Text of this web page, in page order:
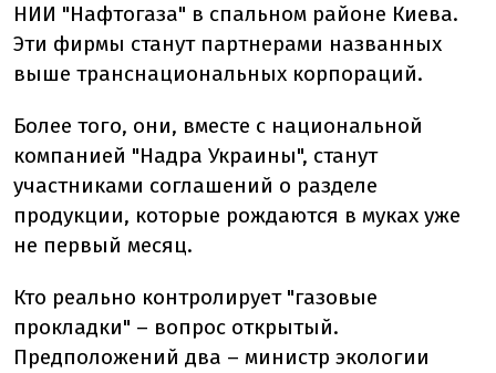
НИИ "Нафтогаза" в спальном районе Киева.
Эти фирмы станут партнерами названных
выше транснациональных корпораций.
Более того, они, вместе с национальной
компанией "Надра Украины", станут
участниками соглашений о разделе
продукции, которые рождаются в муках уже
не первый месяц.
Кто реально контролирует "газовые
прокладки" – вопрос открытый.
Предположений два – министр экологии